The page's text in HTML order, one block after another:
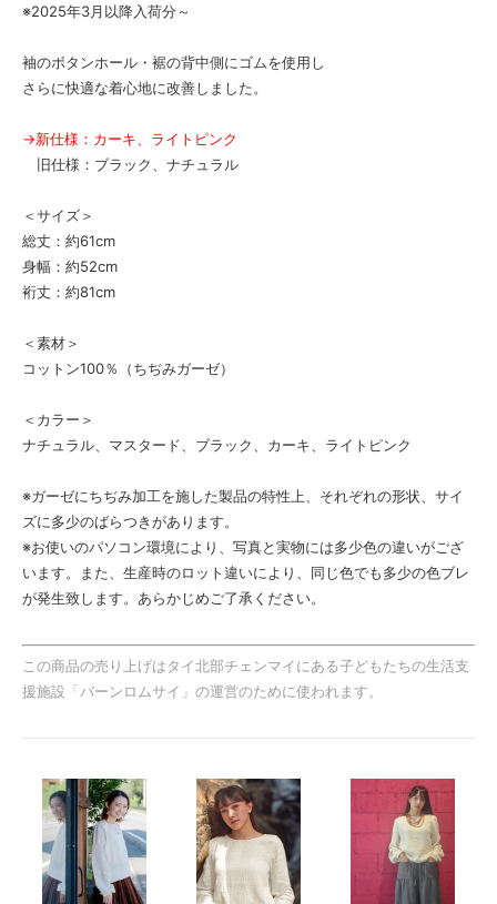
※2025年3月以降入荷分～
袖のボタンホール・裾の背中側にゴムを使用し
さらに快適な着心地に改善しました。
→新仕様：カーキ、ライトピンク
旧仕様：ブラック、ナチュラル
＜サイズ＞
総丈：約61cm
身幅：約52cm
裄丈：約81cm
＜素材＞
コットン100％（ちぢみガーゼ）
＜カラー＞
ナチュラル、マスタード、ブラック、カーキ、ライトピンク
※ガーゼにちぢみ加工を施した製品の特性上、それぞれの形状、サイ
ズに多少のばらつきがあります。
※お使いのパソコン環境により、写真と実物には多少色の違いがござ
います。また、生産時のロット違いにより、同じ色でも多少の色ブレ
が発生致します。あらかじめご了承ください。
この商品の売り上げはタイ北部チェンマイにある子どもたちの生活支
援施設「バーンロムサイ」の運営のために使われます。